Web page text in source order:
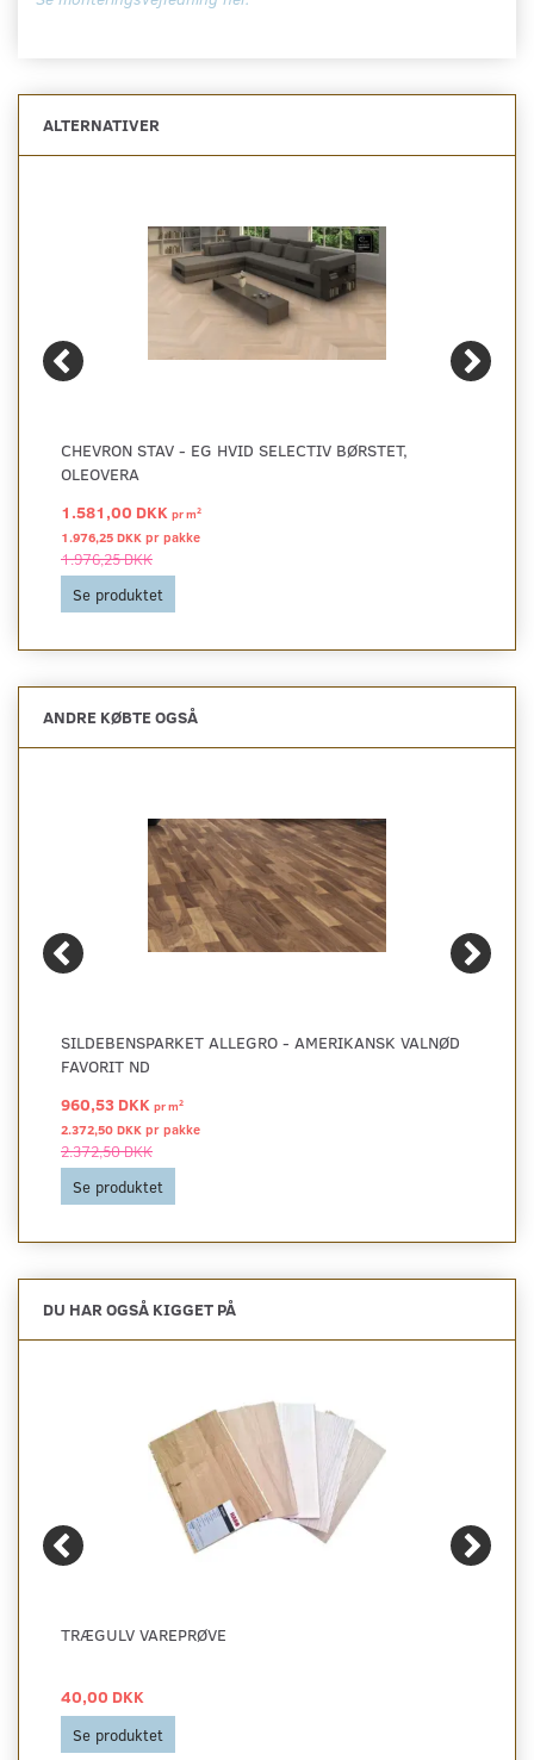
ALTERNATIVER
CHEVRON STAV - EG HVID SELECTIV BØRSTET,
OLEOVERA
1.581,00 DKK prm2
1.976,25 DKK pr pakke
1.976,25 DKK
Se produktet
ANDRE KØBTE OGSÅ
SILDEBENSPARKET ALLEGRO - AMERIKANSK VALNØD
FAVORIT ND
960,53 DKK prm2
2.372,50 DKK pr pakke
2.372,50 DKK
Se produktet
DU HAR OGSÅ KIGGET PÅ
TRÆGULV VAREPRØVE
40,00 DKK
Se produktet